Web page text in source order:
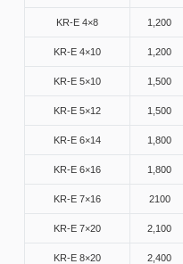
KR-E 4×8 1,200
KR-E 4×10 1,200
KR-E 5×10 1,500
KR-E 5×12 1,500
KR-E 6×14 1,800
KR-E 6×16 1,800
KR-E 7×16 2100
KR-E 7×20 2,100
KR-E 8×20 2,400